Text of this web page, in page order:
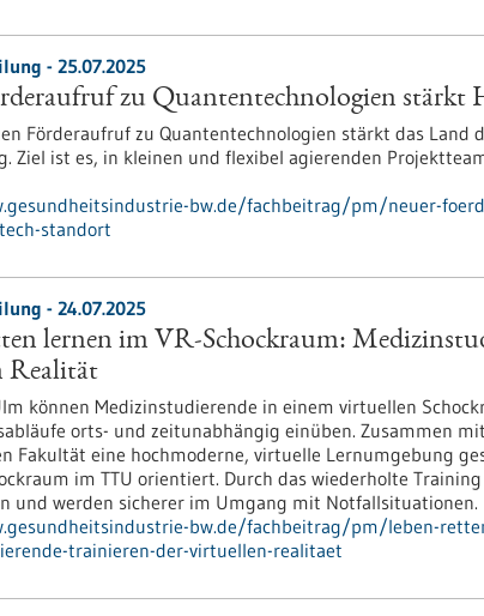
- 25.07.2025
zu Quantentechnologien stärkt
Förderaufruf zu Quantentechnologien stärkt das Land
Ziel ist es, in kleinen und flexibel agierenden
bw.de/fachbeitrag/pm/neuer-
standort
- 24.07.2025
lernen im VR-Schockraum:
Realität
können Medizinstudierende in einem virtuellen
orts- und zeitunabhängig einüben. Zusammen
Fakultät eine hochmoderne, virtuelle Lernumgebung
im TTU orientiert. Durch das wiederholte
und werden sicherer im Umgang mit Notfallsituationen.
bw.de/fachbeitrag/pm/leben-
trainieren-der-virtuellen-realitaet